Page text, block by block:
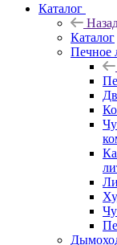
Каталог
Каталог
Печное